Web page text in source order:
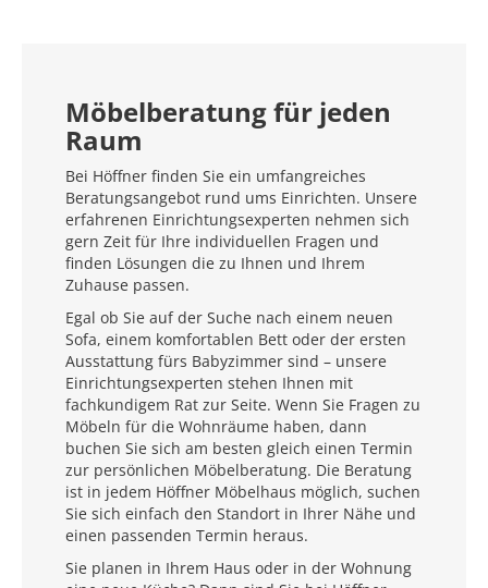
Möbelberatung für jeden
Raum
Bei Höffner finden Sie ein umfangreiches
Beratungsangebot rund ums Einrichten. Unsere
erfahrenen Einrichtungsexperten nehmen sich
gern Zeit für Ihre individuellen Fragen und
finden Lösungen die zu Ihnen und Ihrem
Zuhause passen.
Egal ob Sie auf der Suche nach einem neuen
Sofa, einem komfortablen Bett oder der ersten
Ausstattung fürs Babyzimmer sind – unsere
Einrichtungsexperten stehen Ihnen mit
fachkundigem Rat zur Seite. Wenn Sie Fragen zu
Möbeln für die Wohnräume haben, dann
buchen Sie sich am besten gleich einen Termin
zur persönlichen Möbelberatung. Die Beratung
ist in jedem Höffner Möbelhaus möglich, suchen
Sie sich einfach den Standort in Ihrer Nähe und
einen passenden Termin heraus.
Sie planen in Ihrem Haus oder in der Wohnung